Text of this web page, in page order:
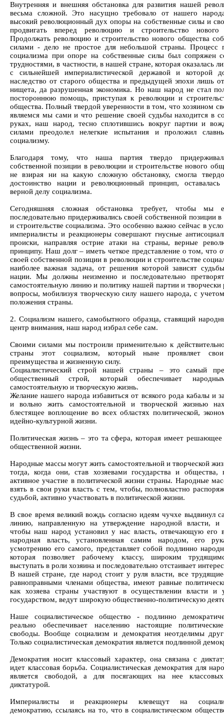
Внутренняя и внешняя обстановка для развития нашей
весьма сложной. Это насущно требовало от нашего
высокий революционный дух опоры на собственные силы и
продвигать вперед революцию и строительство нового
Продолжать революцию и строительство нового общества
силами - дело не простое для небольшой страны. Процесс
социализма при опоре на собственные силы был сопряжен
трудностями, в частности, в нашей стране, которая оказалась
с сильнейшей империалистической державой и которой
наследство от старого общества и предыдущей эпохи лишь
нищета, да разрушенная экономика. Но наш народ не стал
постороннюю помощь, приступая к революции и
общества. Полный твердой уверенности в том, что хозяином
являемся мы сами и что решение своей судьбы находится в
руках, наш народ, тесно сплотившись вокруг партии и
силами преодолел нелегкие испытания и проложил
социализму.
Благодаря тому, что наша партия твердо
собственной позиции в революции и строительстве нового
не взирая ни на какую сложную обстановку, смогла
достоинство нации и революционный принцип, оставалась
верной делу социализма.
Сегодняшняя сложная обстановка требует, чтобы мы
последовательно придерживались своей собственной позиции
и строительстве социализма. Это особенно важно сейчас в
империалисты и реакционеры совершают гнусные
происки, направляя острие атаки на страны, верные
принципу. Наш долг – иметь четкое представление о том, что
своей собственной позиции в революции и строительстве
наиболее важная задача, от решения которой зависят
нации. Мы должны неизменно и последовательно
самостоятельную линию и политику нашей партии и творчески
вопросы, мобилизуя творческую силу нашего народа, с
положения страны.
2. Социализм нашего, самобытного образца, ставящий
центр внимания, наш народ избрал себе сам.
Своими силами мы построили применительно к
страны этот социализм, который ныне проявляет
преимущества и жизненную силу.
Социалистический строй нашей страны – это самый
общественный строй, который обеспечивает
самостоятельную и творческую жизнь.
Желание нашего народа избавиться от всякого рода кабалы и
и вольно жить самостоятельной и творческой жизнью
блестящее воплощение во всех областях политической,
идейно-культурной жизни.
Политическая жизнь – это та сфера, которая имеет решающее
общественной жизни.
Народные массы могут жить самостоятельной и творческой
тогда, когда они, став хозяевами государства и общества,
активное участие в политической жизни страны. Народные
взять в свои руки власть с тем, чтобы, полновластно
судьбой, активно участвовать в политической жизни.
В свое время великий вождь согласно идеям чучхе выдвинул
линию, направленную на утверждение народной власти, и
чтобы наш народ установил у нас власть, отвечающую его
народная власть, установленная самим народом, его
усмотрению его самого, представляет собой подлинно
которая позволяет рабочему классу, широким
выступать в роли хозяина и последовательно отстаивает
В нашей стране, где народ стоит у руля власти, все
равноправными членами общества, имеют равные
как хозяева страны участвуют в осуществлении власти и
государством, ведут широкую общественно-политическую
Наше социалистическое общество - подлинно
реально обеспечивает населению настоящие
свободы. Вообще социализм и демократия неотделимы
Только социалистическая демократия является подлинной
Демократия носит классовый характер, она связана с
идет классовая борьба. Социалистическая демократия для
является свободой, а для посягающих на нее
диктатурой.
Империалисты и реакционеры клевещут на
демократию, ссылаясь на то, что в социалистическом